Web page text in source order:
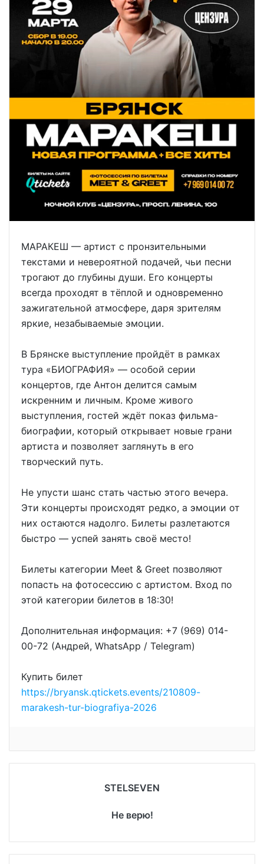
МАРАКЕШ — артист с пронзительными
текстами и невероятной подачей, чьи песни
трогают до глубины души. Его концерты
всегда проходят в тёплой и одновременно
зажигательной атмосфере, даря зрителям
яркие, незабываемые эмоции.
В Брянске выступление пройдёт в рамках
тура «БИОГРАФИЯ» — особой серии
концертов, где Антон делится самым
искренним и личным. Кроме живого
выступления, гостей ждёт показ фильма-
биографии, который открывает новые грани
артиста и позволяет заглянуть в его
творческий путь.
Не упусти шанс стать частью этого вечера.
Эти концерты происходят редко, а эмоции от
них остаются надолго. Билеты разлетаются
быстро — успей занять своё место!
Билеты категории Meet & Greet позволяют
попасть на фотосессию с артистом. Вход по
этой категории билетов в 18:30!
Дополнительная информация: +7 (969) 014-
00-72 (Андрей, WhatsApp / Telegram)
Купить билет
https://bryansk.qtickets.events/210809-
marakesh-tur-biografiya-2026
STELSEVEN
Не верю!